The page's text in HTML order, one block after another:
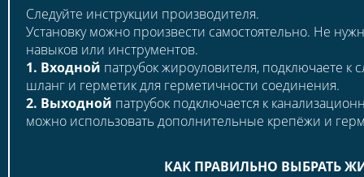
Следуйте инструкции производителя.
Установку можно произвести самостоятельно. Не
навыков или инструментов.
1. Входной патрубок жироуловителя, подключаете к
шланг и герметик для герметичности соединения.
2. Выходной патрубок подключается к
можно использовать дополнительные крепёжи и
КАК ПРАВИЛЬНО ВЫБРАТЬ